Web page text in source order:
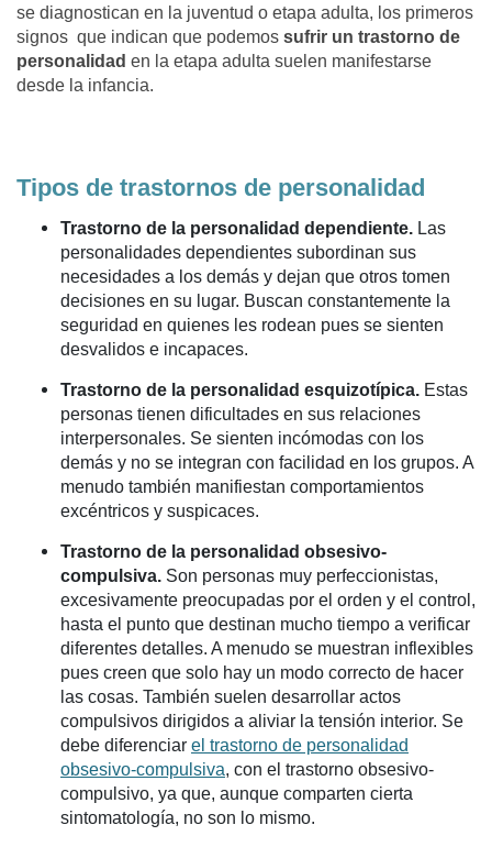
se diagnostican en la juventud o etapa adulta, los primeros
signos que indican que podemos sufrir un trastorno de
personalidad en la etapa adulta suelen manifestarse
desde la infancia.
Tipos de trastornos de personalidad
Trastorno de la personalidad dependiente. Las
personalidades dependientes subordinan sus
necesidades a los demás y dejan que otros tomen
decisiones en su lugar. Buscan constantemente la
seguridad en quienes les rodean pues se sienten
desvalidos e incapaces.
Trastorno de la personalidad esquizotípica. Estas
personas tienen dificultades en sus relaciones
interpersonales. Se sienten incómodas con los
demás y no se integran con facilidad en los grupos. A
menudo también manifiestan comportamientos
excéntricos y suspicaces.
Trastorno de la personalidad obsesivo-
compulsiva. Son personas muy perfeccionistas,
excesivamente preocupadas por el orden y el control,
hasta el punto que destinan mucho tiempo a verificar
diferentes detalles. A menudo se muestran inflexibles
pues creen que solo hay un modo correcto de hacer
las cosas. También suelen desarrollar actos
compulsivos dirigidos a aliviar la tensión interior. Se
debe diferenciar el trastorno de personalidad
obsesivo-compulsiva, con el trastorno obsesivo-
compulsivo, ya que, aunque comparten cierta
sintomatología, no son lo mismo.